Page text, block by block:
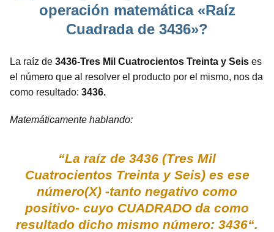
operación matemática «Raíz
Cuadrada de 3436»?
La raíz de 3436-Tres Mil Cuatrocientos Treinta y Seis es
el número que al resolver el producto por el mismo, nos da
como resultado: 3436.
Matemáticamente hablando:
“La raíz de 3436 (Tres Mil
Cuatrocientos Treinta y Seis) es ese
número(X) -tanto negativo como
positivo- cuyo CUADRADO da como
resultado dicho mismo número: 3436“.